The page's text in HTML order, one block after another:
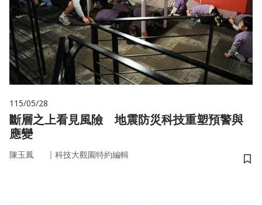
115/05/28
斷層之上看見風險 地震防災科技重塑預警與
應變
陳玉鳳 ｜ 科技大觀園特約編輯
儲